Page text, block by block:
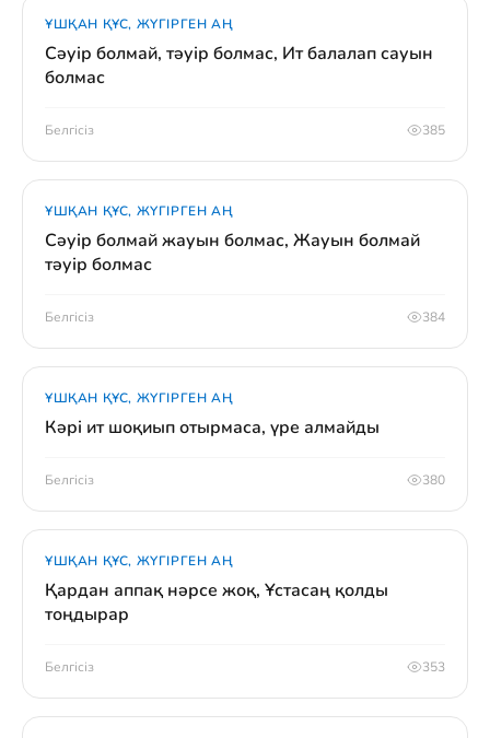
ҰШҚАН ҚҰС, ЖҮГІРГЕН АҢ
Сәуір болмай, тәуір болмас, Ит балалап сауын
болмас
Белгісіз 385
ҰШҚАН ҚҰС, ЖҮГІРГЕН АҢ
Сәуір болмай жауын болмас, Жауын болмай
тәуір болмас
Белгісіз 384
ҰШҚАН ҚҰС, ЖҮГІРГЕН АҢ
Кәрі ит шоқиып отырмаса, үре алмайды
Белгісіз 380
ҰШҚАН ҚҰС, ЖҮГІРГЕН АҢ
Қардан аппақ нәрсе жоқ, Ұстасаң қолды
тоңдырар
Белгісіз 353